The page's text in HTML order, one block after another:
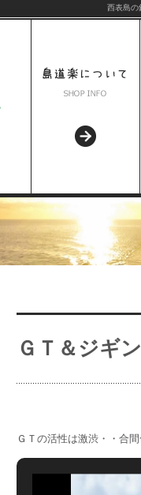
西表島の
ＧＴ＆ジギ
ＧＴの活性は激渋・・合